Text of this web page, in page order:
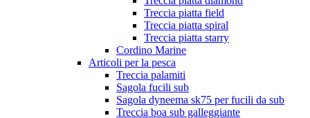
Treccia piatta field
Treccia piatta spiral
Treccia piatta starry
Cordino Marine
Articoli per la pesca
Treccia palamiti
Sagola fucili sub
Sagola dyneema sk75 per fucili da sub
Treccia boa sub galleggiante